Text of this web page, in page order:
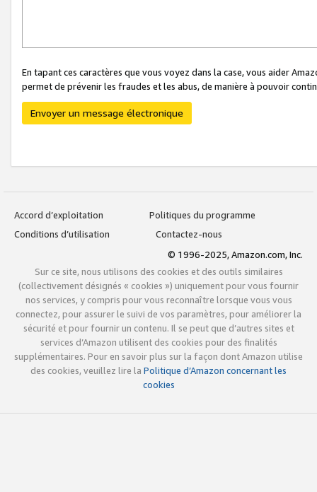
En tapant ces caractères que vous voyez dans la case, vous aider
permet de prévenir les fraudes et les abus, de manière à pouvoir
Envoyer un message électronique
Accord d’exploitation
Politiques du programme
Conditions d’utilisation
Contactez-nous
© 1996-2025, Amazon.com, Inc.
Sur ce site, nous utilisons des cookies et des outils similaires
(collectivement désignés « cookies ») uniquement pour vous fournir
nos services, y compris pour vous reconnaître lorsque vous vous
connectez, pour assurer le suivi de vos paramètres, pour améliorer la
sécurité et pour fournir un contenu. Il se peut que d’autres sites et
services d’Amazon utilisent des cookies pour des finalités
supplémentaires. Pour en savoir plus sur la façon dont Amazon utilise
des cookies, veuillez lire la Politique d’Amazon concernant les
cookies